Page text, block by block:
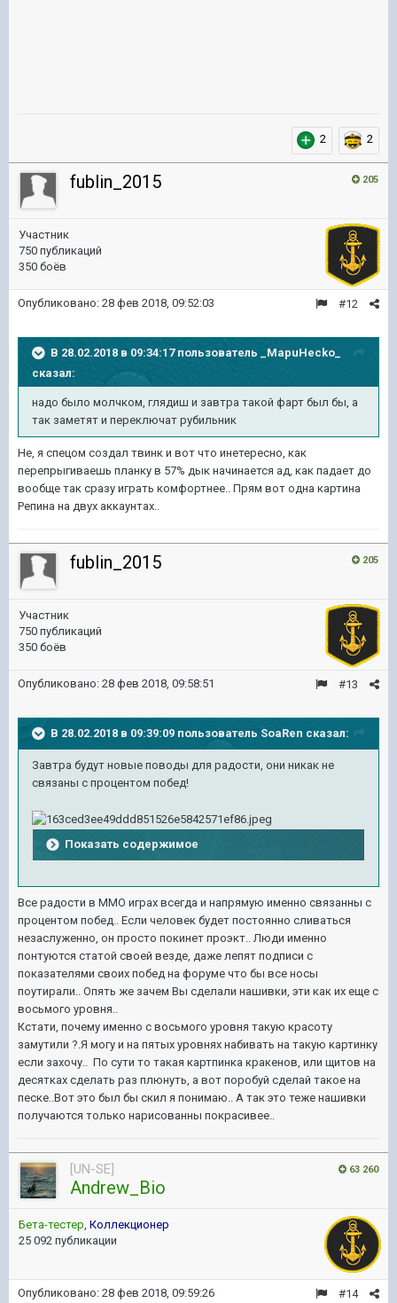
2 2
205
fublin_2015
Участник
750 публикаций
350 боёв
#12
Опубликовано: 28 фев 2018, 09:52:03
В 28.02.2018 в 09:34:17 пользователь
_MapuHecko_
сказал:
надо было молчком, глядиш и завтра такой фарт был бы, а
так заметят и переключат рубильник
Не, я спецом создал твинк и вот что инетересно, как
перепрыгиваешь планку в 57% дык начинается ад, как падает до
вообще так сразу играть комфортнее.. Прям вот одна картина
Репина на двух аккаунтах..
205
fublin_2015
Участник
750 публикаций
350 боёв
#13
Опубликовано: 28 фев 2018, 09:58:51
В 28.02.2018 в 09:39:09 пользователь SoaRen сказал:
Завтра будут новые поводы для радости, они никак не
связаны с процентом побед!
Показать содержимое
Все радости в ММО играх всегда и напрямую именно связанны с
процентом побед.. Если человек будет постоянно сливаться
незаслуженно, он просто покинет проэкт.. Люди именно
понтуются статой своей везде, даже лепят подписи с
показателями своих побед на форуме что бы все носы
поутирали.. Опять же зачем Вы сделали нашивки, эти как их еще с
восьмого уровня..
Кстати, почему именно с восьмого уровня такую красоту
замутили ?.Я могу и на пятых уровнях набивать на такую картинку
если захочу.. По сути то такая картпинка кракенов, или щитов на
десятках сделать раз плюнуть, а вот поробуй сделай такое на
песке..Вот это был бы скил я понимаю.. А так это теже нашивки
получаются только нарисованны покрасивее..
63 260
[UN-SE]
Andrew_Bio
Бета-тестер, Коллекционер
25 092 публикации
#14
Опубликовано: 28 фев 2018, 09:59:26